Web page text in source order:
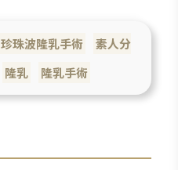
珍珠波隆乳手術
素人分
隆乳 隆乳手術